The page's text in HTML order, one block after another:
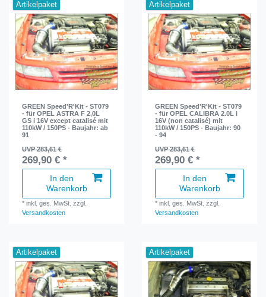
Artikelpaket
GREEN Speed'R'Kit - ST079
- für OPEL ASTRA F 2,0L
GS i 16V except catalisé mit
110kW / 150PS - Baujahr: ab
91
UVP 283,61 €
269,90 € *
In den
Warenkorb
*inkl. ges. MwSt. zzgl.
Versandkosten
Artikelpaket
GREEN Speed'R'Kit - ST079
- für OPEL CALIBRA 2.0L i
16V (non catalisé) mit
110kW / 150PS - Baujahr: 90
- 94
UVP 283,61 €
269,90 € *
In den
Warenkorb
*inkl. ges. MwSt. zzgl.
Versandkosten
Artikelpaket Artikelpaket